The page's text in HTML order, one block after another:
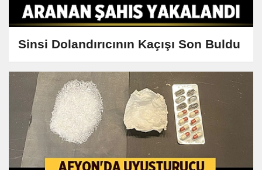
Sinsi Dolandırıcının Kaçışı Son Buldu